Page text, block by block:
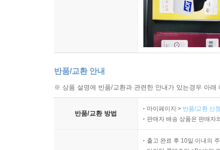
반품/교환 안내
※ 상품 설명에 반품/교환과 관련한 안내가 있는경우 아
반품/교환 방법
마이페이지 > 반품/교환 신
판매자 배송 상품은 판매자
출고 완료 후 10일 이내의